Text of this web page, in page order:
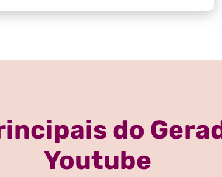
do
Youtube